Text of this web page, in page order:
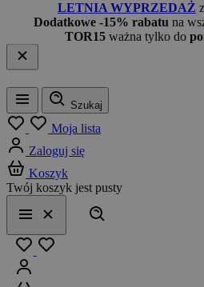
LETNIA WYPRZEDAŻ
Dodatkowe -15% rabatu na
TOR15 ważna tylko do
Menu
Szukaj
Moja lista
Zaloguj się
Koszyk
Twój koszyk jest pusty
Menu
Zamknij